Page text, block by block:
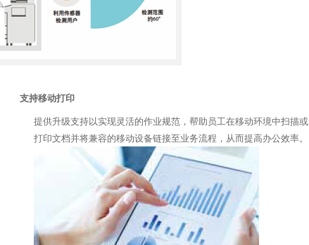
支持移动打印
提供升级支持以实现灵活的作业规范，帮助员工在移动环境中扫描或
打印文档并将兼容的移动设备链接至业务流程，从而提高办公效率。